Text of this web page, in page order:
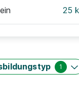
25
1